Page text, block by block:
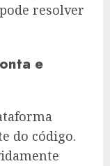
resolver
e
do código.